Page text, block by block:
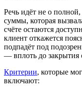
Речь идёт не о
суммы, которая
счёте остаются
клиент откажется
подпадёт под
— вплоть до закрытия
Критерии, которые
включают: